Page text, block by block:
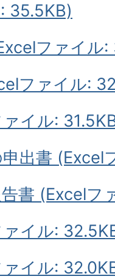
35.5KB)
ファイル:
ファイル:
イル:
出書 (Excel
書 (Excelフ
イル:
イル: